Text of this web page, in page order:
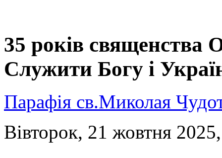
35 років священства
Служити Богу і
Парафія св.Миколая
Вівторок, 21 жовтня